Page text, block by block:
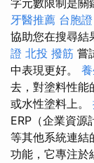
字元數限制是關
牙醫推薦 台胞證
協助您在搜尋結
證 北投 撥筋 嘗
中表現更好。
去，對塗料性能
或水性塗料上。
ERP（企業資源
等其他系統連結
功能，它專注於